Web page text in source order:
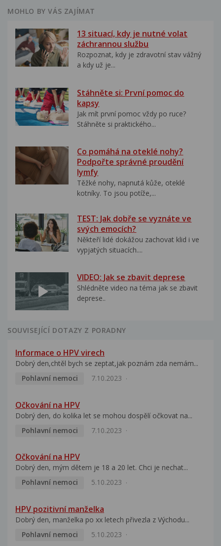
MOHLO BY VÁS ZAJÍMAT
13 situací, kdy je nutné volat
záchrannou službu
Rozpoznat, kdy je zdravotní stav vážný
a kdy už je...
Stáhněte si: První pomoc do
kapsy
Jak mít první pomoc vždy po ruce?
Stáhněte si praktického...
Co pomáhá na oteklé nohy?
Podpořte správné proudění
lymfy
Těžké nohy, napnutá kůže, oteklé
kotníky. To jsou potíže,...
TEST: Jak dobře se vyznáte ve
svých emocích?
Někteří lidé dokážou zachovat klid i ve
vypjatých situacích....
VIDEO: Jak se zbavit deprese
Shlédněte video na téma jak se zbavit
deprese..
SOUVISEJÍCÍ DOTAZY Z PORADNY
Informace o HPV virech
Dobrý den,chtěl bych se zeptat,jak poznám zda nemám...
Pohlavní nemoci
7.10.2023
Očkování na HPV
Dobrý den, do kolika let se mohou dospělí očkovat na...
Pohlavní nemoci
7.10.2023
Očkování na HPV
Dobrý den, mým dětem je 18 a 20 let. Chci je nechat...
Pohlavní nemoci
5.10.2023
HPV pozitivní manželka
Dobrý den, manželka po xx letech přivezla z Východu...
Pohlavní nemoci
5.10.2023